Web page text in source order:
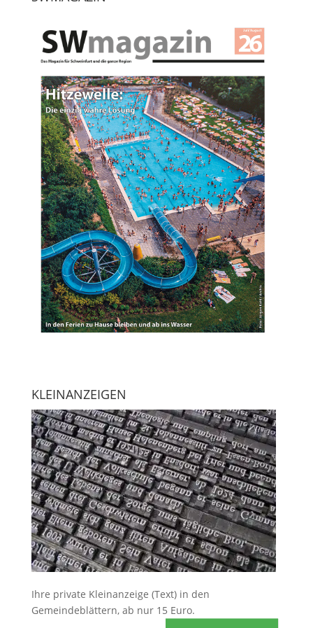
KLEINANZEIGEN
Ihre private Kleinanzeige (Text) in den
Gemeindeblättern, ab nur 15 Euro.